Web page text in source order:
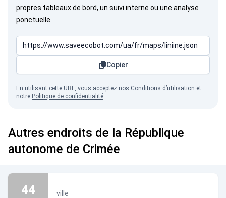
propres tableaux de bord, un suivi interne ou une analyse
ponctuelle.
Copier
En utilisant cette URL, vous acceptez nos Conditions d’utilisation et
notre Politique de confidentialité.
Autres endroits de la République
autonome de Crimée
44 ville